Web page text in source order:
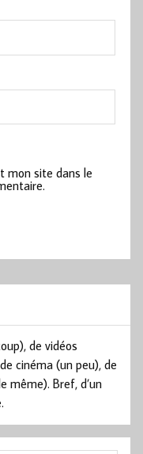
mon site dans le
de vidéos
cinéma (un peu), de
même). Bref, d’un